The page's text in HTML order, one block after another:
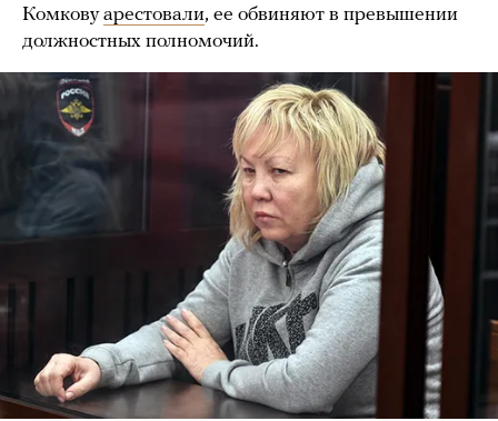
Комковуарестовали, ее обвиняют в превышении
должностных полномочий.